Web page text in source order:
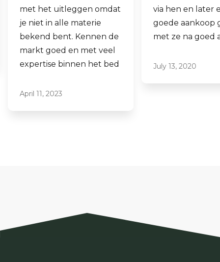
via hen en later een
goede aankoop gedaan
met ze na goed advies.
July 13, 2020
aankopen.
Laagdrempelig
professioneel,